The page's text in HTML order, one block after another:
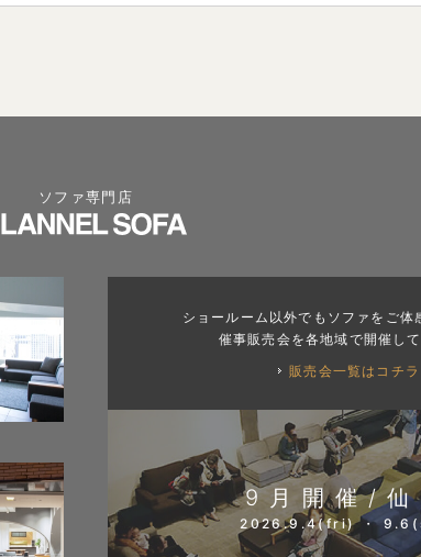
ソファ専門店
ショールーム以外でもソファをご体
催事販売会を各地域で開催して
販売会一覧はコチラ
9月開催/
2026.9.4(fri) ・